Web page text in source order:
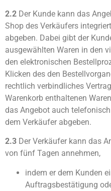
2.2 Der Kunde kann das
Shop des Verkäufers
abgeben. Dabei gibt der
ausgewählten Waren in den
den elektronischen
Klicken des den
rechtlich verbindliches
Warenkorb enthaltenen
das Angebot auch
dem Verkäufer abgeben.
2.3 Der Verkäufer kann das
von fünf Tagen annehmen,
indem er dem Kunden
Auftragsbestätigung